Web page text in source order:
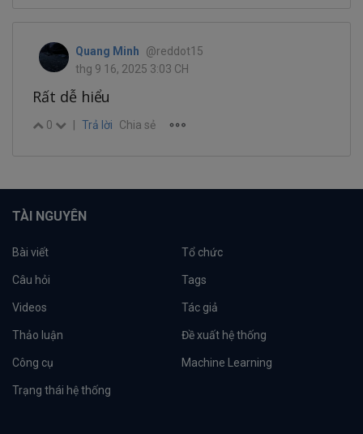
Quang Minh
@reddot15
thg 9 16, 2025 3:03 CH
Rất dễ hiểu
0 Trả lời Chia sẻ
TÀI NGUYÊN
Bài viết Tổ chức
Câu hỏi Tags
Videos Tác giả
Thảo luận Đề xuất hệ thống
Công cụ Machine Learning
Trạng thái hệ thống